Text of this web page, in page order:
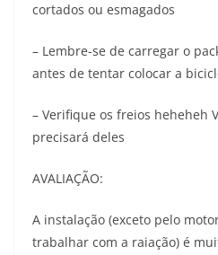
cortados ou esmagados
– Lembre-se de carregar o
antes de tentar colocar a
– Verifique os freios heheheh
precisará deles
AVALIAÇÃO:
A instalação (exceto pelo
trabalhar com a raiação) é